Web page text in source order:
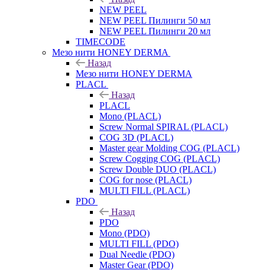
NEW PEEL
NEW PEEL Пилинги 50 мл
NEW PEEL Пилинги 20 мл
TIMECODE
Мезо нити HONEY DERMA
Назад
Мезо нити HONEY DERMA
PLACL
Назад
PLACL
Mono (PLACL)
Screw Normal SPIRAL (PLACL)
COG 3D (PLACL)
Master gear Molding COG (PLACL)
Screw Cogging COG (PLACL)
Screw Double DUO (PLACL)
COG for nose (PLACL)
MULTI FILL (PLACL)
PDO
Назад
PDO
Mono (PDO)
MULTI FILL (PDO)
Dual Needle (PDO)
Master Gear (PDO)